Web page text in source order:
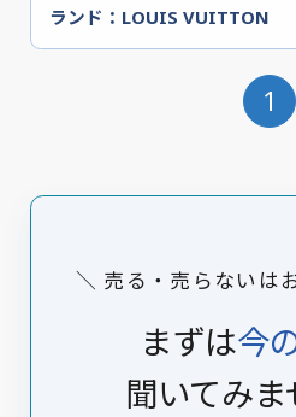
ランド：LOUIS VUITTON
1
＼ 売る・売らないは
まずは今
聞いてみま